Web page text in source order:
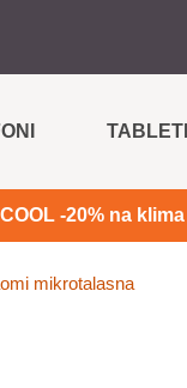
TABLETI
-20% na
mikrotalasna